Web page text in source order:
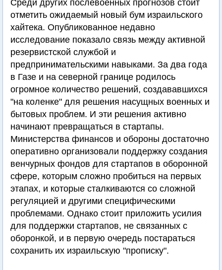
Среди других послевоенных прогнозов стоит
отметить ожидаемый новый бум израильского
хайтека. Опубликованное недавно
исследование показало связь между активной
резервистской службой и
предпринимательскими навыками. За два года
в Газе и на северной границе родилось
огромное количество решений, создававшихся
"на коленке" для решения насущных военных и
бытовых проблем. И эти решения активно
начинают превращаться в стартапы.
Министерства финансов и обороны достаточно
оперативно организовали поддержку создания
венчурных фондов для стартапов в оборонной
сфере, которым сложно пробиться на первых
этапах, и которые сталкиваются со сложной
регуляцией и другими специфическими
проблемами. Однако стоит приложить усилия
для поддержки стартапов, не связанных с
оборонкой, и в первую очередь постараться
сохранить их израильскую "прописку".